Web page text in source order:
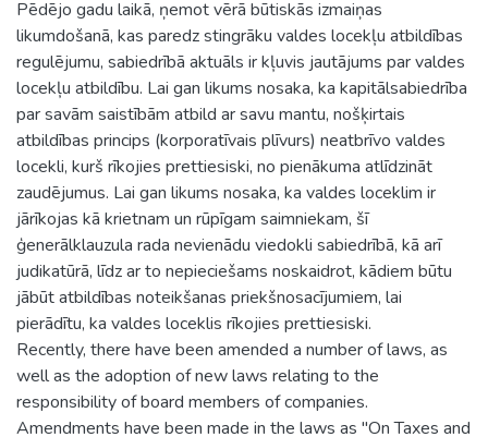
Pēdējo gadu laikā, ņemot vērā būtiskās izmaiņas
likumdošanā, kas paredz stingrāku valdes locekļu atbildības
regulējumu, sabiedrībā aktuāls ir kļuvis jautājums par valdes
locekļu atbildību. Lai gan likums nosaka, ka kapitālsabiedrība
par savām saistībām atbild ar savu mantu, nošķirtais
atbildības princips (korporatīvais plīvurs) neatbrīvo valdes
locekli, kurš rīkojies prettiesiski, no pienākuma atlīdzināt
zaudējumus. Lai gan likums nosaka, ka valdes loceklim ir
jārīkojas kā krietnam un rūpīgam saimniekam, šī
ģenerālklauzula rada nevienādu viedokli sabiedrībā, kā arī
judikatūrā, līdz ar to nepieciešams noskaidrot, kādiem būtu
jābūt atbildības noteikšanas priekšnosacījumiem, lai
pierādītu, ka valdes loceklis rīkojies prettiesiski.
Recently, there have been amended a number of laws, as
well as the adoption of new laws relating to the
responsibility of board members of companies.
Amendments have been made in the laws as "On Taxes and